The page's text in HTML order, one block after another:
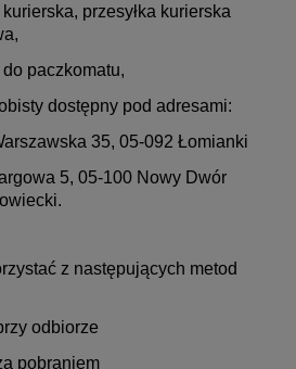
kurierska, przesyłka kurierska
do paczkomatu,
dostępny pod adresami:
35, 05-092 Łomianki
5, 05-100 Nowy Dwór
z następujących metod
odbiorze
pobraniem